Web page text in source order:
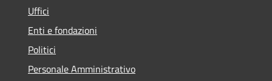
Uffici
Enti e fondazioni
Politici
Personale Amministrativo